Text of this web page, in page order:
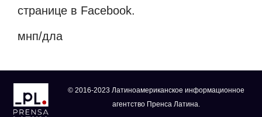
странице в Facebook.
мнп/дла
© 2016-2023 Латиноамериканское информационное
агентство Пренса Латина.